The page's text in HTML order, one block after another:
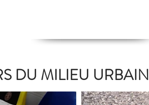
DU MILIEU URBAIN